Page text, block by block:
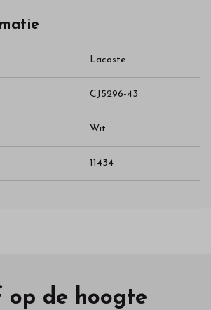
Lacoste
CJ5296-43
Wit
11434
op de hoogte